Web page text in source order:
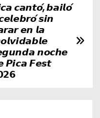
𝙘𝙖𝙣𝙩𝙤́, 𝙗𝙖𝙞𝙡𝙤́
𝙨𝙞𝙣
𝙚𝙣 𝙡𝙖
𝙣𝙤𝙘𝙝𝙚
𝙋𝙞𝙘𝙖 𝙁𝙚𝙨𝙩